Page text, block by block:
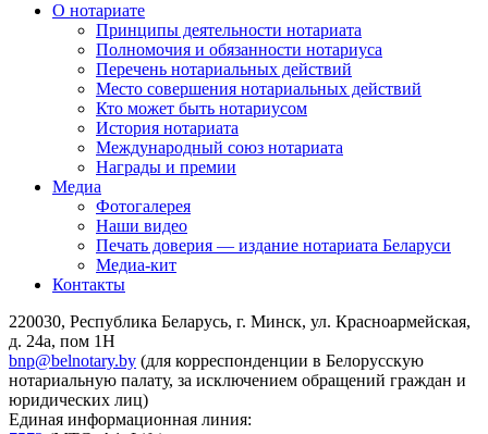
О нотариате
Принципы деятельности нотариата
Полномочия и обязанности нотариуса
Перечень нотариальных действий
Место совершения нотариальных действий
Кто может быть нотариусом
История нотариата
Международный союз нотариата
Награды и премии
Медиа
Фотогалерея
Наши видео
Печать доверия — издание нотариата Беларуси
Медиа-кит
Контакты
220030, Республика Беларусь, г. Минск, ул. Красноармейская,
д. 24а, пом 1Н
bnp@belnotary.by (для корреспонденции в Белорусскую
нотариальную палату, за исключением обращений граждан и
юридических лиц)
Единая информационная линия: